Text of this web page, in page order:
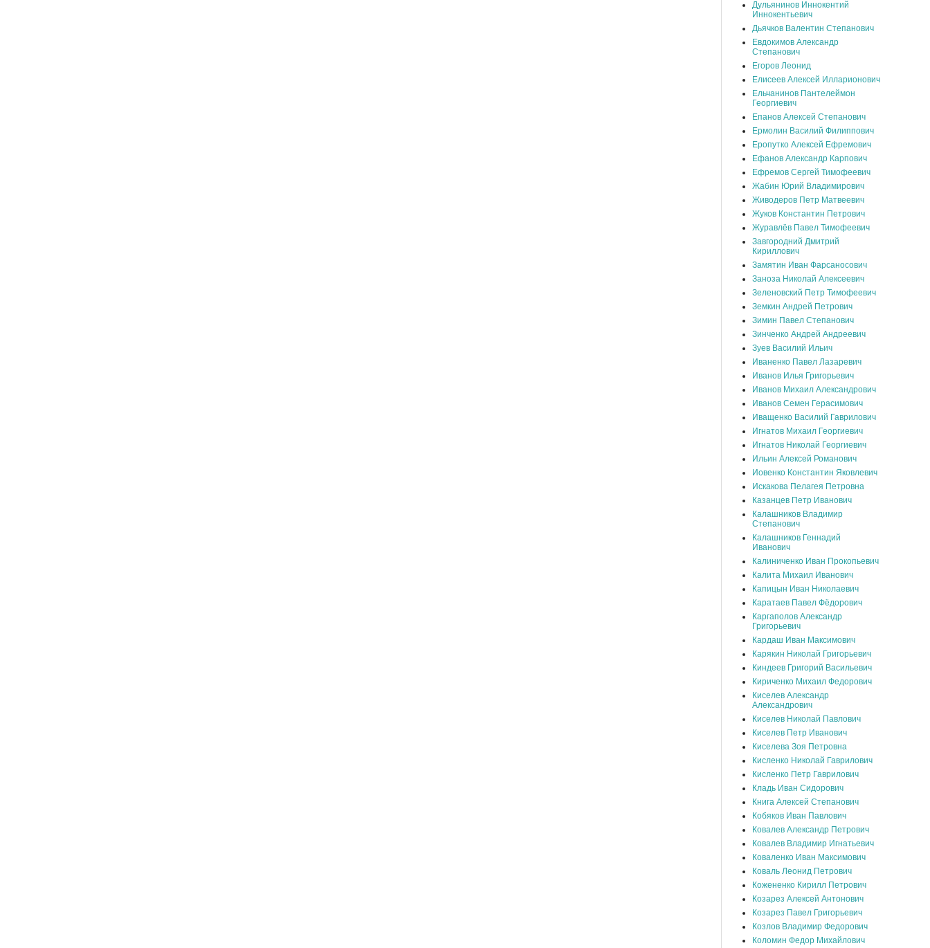
Дульянинов Иннокентий
Иннокентьевич
Дьячков Валентин Степанович
Евдокимов Александр
Степанович
Егоров Леонид
Елисеев Алексей Илларионович
Ельчанинов Пантелеймон
Георгиевич
Епанов Алексей Степанович
Ермолин Василий Филиппович
Еропутко Алексей Ефремович
Ефанов Александр Карпович
Ефремов Сергей Тимофеевич
Жабин Юрий Владимирович
Живодеров Петр Матвеевич
Жуков Константин Петрович
Журавлёв Павел Тимофеевич
Завгородний Дмитрий
Кириллович
Замятин Иван Фарсаносович
Заноза Николай Алексеевич
Зеленовский Петр Тимофеевич
Земкин Андрей Петрович
Зимин Павел Степанович
Зинченко Андрей Андреевич
Зуев Василий Ильич
Иваненко Павел Лазаревич
Иванов Илья Григорьевич
Иванов Михаил Александрович
Иванов Семен Герасимович
Иващенко Василий Гаврилович
Игнатов Михаил Георгиевич
Игнатов Николай Георгиевич
Ильин Алексей Романович
Иовенко Константин Яковлевич
Искакова Пелагея Петровна
Казанцев Петр Иванович
Калашников Владимир
Степанович
Калашников Геннадий
Иванович
Калиниченко Иван Прокопьевич
Калита Михаил Иванович
Капицын Иван Николаевич
Каратаев Павел Фёдорович
Каргаполов Александр
Григорьевич
Кардаш Иван Максимович
Карякин Николай Григорьевич
Киндеев Григорий Васильевич
Кириченко Михаил Федорович
Киселев Александр
Александрович
Киселев Николай Павлович
Киселев Петр Иванович
Киселева Зоя Петровна
Кисленко Николай Гаврилович
Кисленко Петр Гаврилович
Кладь Иван Сидорович
Книга Алексей Степанович
Кобяков Иван Павлович
Ковалев Александр Петрович
Ковалев Владимир Игнатьевич
Коваленко Иван Максимович
Коваль Леонид Петрович
Кожененко Кирилл Петрович
Козарез Алексей Антонович
Козарез Павел Григорьевич
Козлов Владимир Федорович
Коломин Федор Михайлович